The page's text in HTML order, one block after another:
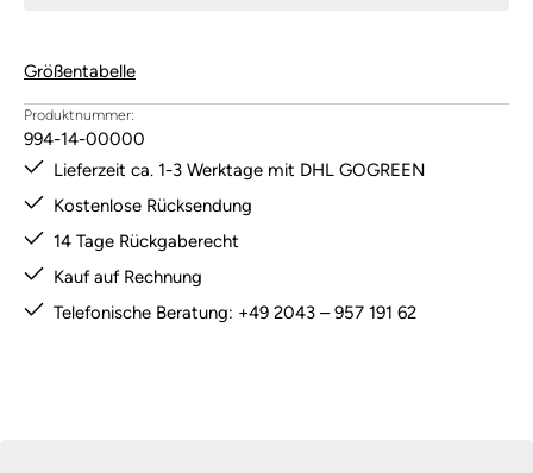
Größentabelle
Produktnummer:
994-14-00000
Lieferzeit ca. 1-3 Werktage mit DHL GOGREEN
Kostenlose Rücksendung
14 Tage Rückgaberecht
Kauf auf Rechnung
Telefonische Beratung: +49 2043 – 957 191 62